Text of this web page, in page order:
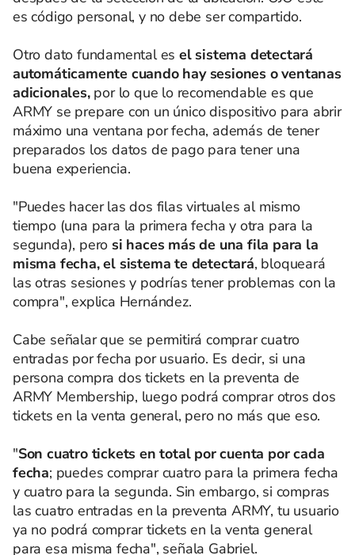
es código personal, y no debe ser compartido.
Otro dato fundamental es el sistema detectará
automáticamente cuando hay sesiones o ventanas
adicionales,por lo que lo recomendable es que
ARMY se prepare con un único dispositivo para abrir
máximo una ventana por fecha, además de tener
preparados los datos de pago para tener una
buena experiencia.
"Puedes hacer las dos filas virtuales al mismo
tiempo (una para la primera fecha y otra para la
segunda), pero si haces más de una fila para la
misma fecha, el sistema te detectará, bloqueará
las otras sesiones y podrías tener problemas con la
compra", explica Hernández.
Cabe señalar que se permitirá comprar cuatro
entradas por fecha por usuario. Es decir, si una
persona compra dos tickets en la preventa de
ARMY Membership, luego podrá comprar otros dos
tickets en la venta general, pero no más que eso.
"Son cuatro tickets en total por cuenta por cada
fecha; puedes comprar cuatro para la primera fecha
y cuatro para la segunda. Sin embargo, si compras
las cuatro entradas en la preventa ARMY, tu usuario
ya no podrá comprar tickets en la venta general
para esa misma fecha", señala Gabriel.